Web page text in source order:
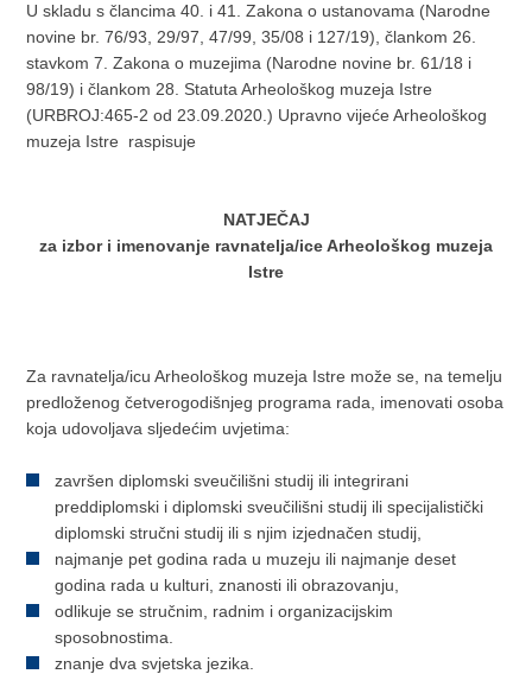
U skladu s člancima 40. i 41. Zakona o ustanovama (Narodne
novine br. 76/93, 29/97, 47/99, 35/08 i 127/19), člankom 26.
stavkom 7. Zakona o muzejima (Narodne novine br. 61/18 i
98/19) i člankom 28. Statuta Arheološkog muzeja Istre
(URBROJ:465-2 od 23.09.2020.) Upravno vijeće Arheološkog
muzeja Istre raspisuje
NATJEČAJ
za izbor i imenovanje ravnatelja/ice Arheološkog muzeja
Istre
Za ravnatelja/icu Arheološkog muzeja Istre može se, na temelju
predloženog četverogodišnjeg programa rada, imenovati osoba
koja udovoljava sljedećim uvjetima:
završen diplomski sveučilišni studij ili integrirani
preddiplomski i diplomski sveučilišni studij ili specijalistički
diplomski stručni studij ili s njim izjednačen studij,
najmanje pet godina rada u muzeju ili najmanje deset
godina rada u kulturi, znanosti ili obrazovanju,
odlikuje se stručnim, radnim i organizacijskim
sposobnostima.
znanje dva svjetska jezika.